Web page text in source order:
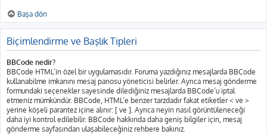
Başa dön
Biçimlendirme ve Başlık Tipleri
BBCode nedir?
BBCode HTML’in özel bir uygulamasıdır. Foruma yazdığınız mesajlarda BBCode
kullanabilme imkanını mesaj panosu yöneticisi belirler. Ayrıca mesaj gönderme
formundaki seçenekler sayesinde dilediğiniz mesajlarda BBCode’u iptal
etmeniz mümkündür. BBCode, HTML’e benzer tarzdadır fakat etiketler < ve >
yerine köşeli parantez içine alınır: [ ve ]. Ayrıca neyin nasıl görüntüleneceği
daha iyi kontrol edilebilir. BBCode hakkında daha geniş bilgiler için, mesaj
gönderme sayfasından ulaşabileceğiniz rehbere bakınız.